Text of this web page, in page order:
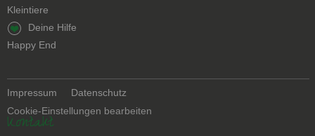
Kleintiere
Navigation
überspringen
Deine Hilfe
Happy End
Navigation
überspringen
Impressum
Datenschutz
Cookie-Einstellungen bearbeiten
Kontakt